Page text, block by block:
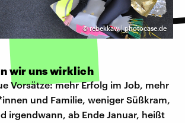
©rebekkaw | photocase.de
wir uns wirklich
Vorsätze: mehr Erfolg im Job, mehr
und Familie, weniger Süßkram,
irgendwann, ab Ende Januar, heißt